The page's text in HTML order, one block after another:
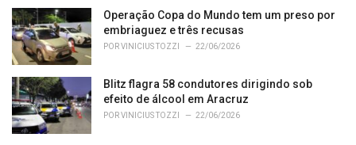
:
Operação Copa do Mundo tem um preso por
embriaguez e três recusas
PORVINICIUS TOZZI 22/06/2026
Blitz flagra 58 condutores dirigindo sob
efeito de álcool em Aracruz
PORVINICIUS TOZZI 22/06/2026